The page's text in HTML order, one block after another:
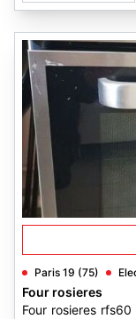
Paris 19 (75)
Four rosieres
Four rosieres